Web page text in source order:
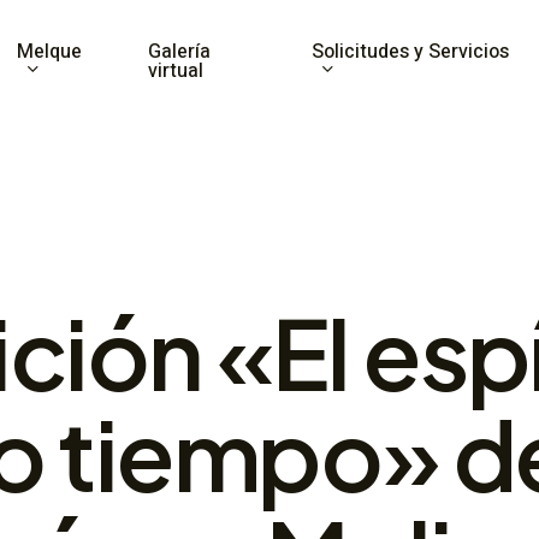
Melque Galería
virtual
Solicitudes y Servicios
«El
tiempo»